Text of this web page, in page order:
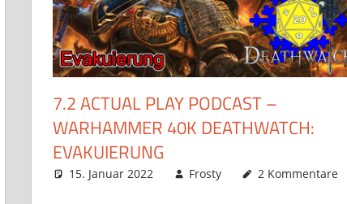
7.2 ACTUAL PLAY PODCAST –
WARHAMMER 40K DEATHWATCH:
EVAKUIERUNG
15. Januar 2022 Frosty 2 Kommentare